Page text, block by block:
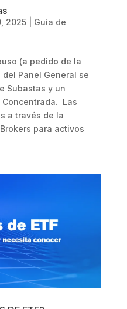
2025| Guía de
(a pedido de la
Panel General se
Subastas y un
Concentrada. Las
a través de la
para activos